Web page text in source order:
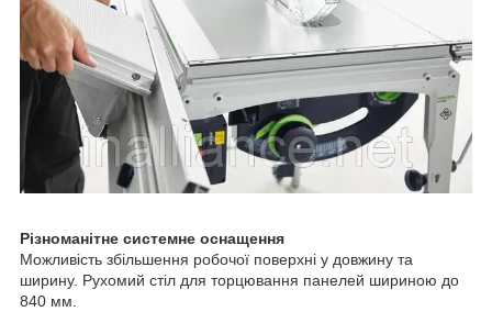
Різноманітне системне оснащення
Можливість збільшення робочої поверхні у довжину та
ширину. Рухомий стіл для торцювання панелей шириною до
840 мм.